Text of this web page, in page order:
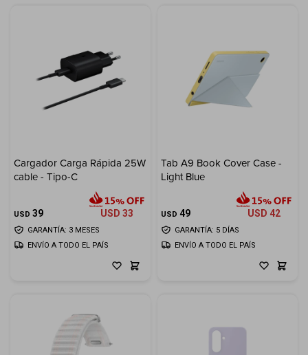
Cargador Carga Rápida 25W
cable - Tipo-C
USD 39 USD 33
GARANTÍA: 3 MESES
ENVÍO A TODO EL PAÍS
Tab A9 Book Cover Case -
Light Blue
USD 49 USD 42
GARANTÍA: 5 DÍAS
ENVÍO A TODO EL PAÍS